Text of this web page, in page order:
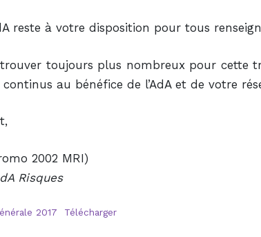
reste à votre disposition pour tous
toujours plus nombreux pour cette
au bénéfice de l’AdA et de votre
2002 MRI)
Risques
2017 Télécharger